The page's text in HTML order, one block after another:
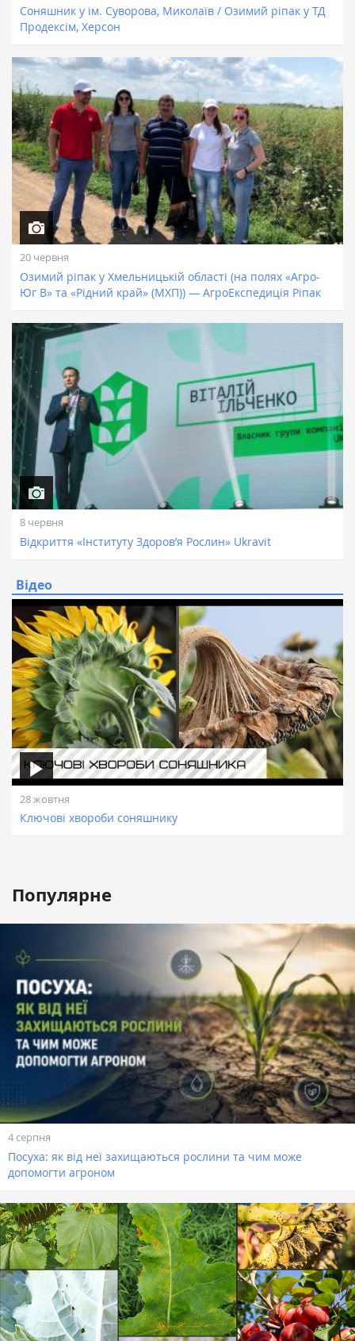
Соняшник у ім. Суворова, Миколаїв / Озимий ріпак у ТД
Продексім, Херсон
20 червня
Озимий ріпaк у Хмельницькій облaсті (нa полях «Агро-
Юг В» та «Рідний край» (МХП)) — AгроЕкспедиція Ріпaк
8 червня
Відкриття «Інституту Здоров’я Рослин» Ukravit
Відео
28 жовтня
Ключові хвороби соняшнику
Популярне
4 серпня
Посуха: як від неї захищаються рослини та чим може
допомогти агроном